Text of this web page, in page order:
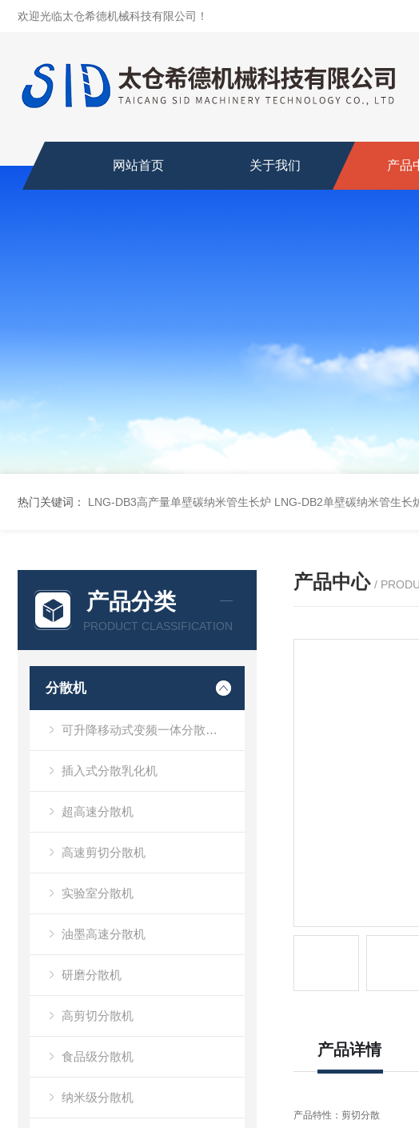
欢迎光临太仓希德机械科技有限公司！
网站首页 关于我们 产品
热门关键词： LNG-DB3高产量单壁碳纳米管生长炉 LNG-DB2单壁碳纳米管生长
产品分类
PRODUCT CLASSIFICATION
分散机
可升降移动式变频一体分散乳化机
插入式分散乳化机
超高速分散机
高速剪切分散机
实验室分散机
油墨高速分散机
研磨分散机
高剪切分散机
食品级分散机
纳米级分散机
产品中心 /
产品详情
产品特性：剪切分散